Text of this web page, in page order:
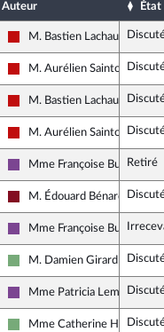
Auteur État
La France insoumise -
M. Bastien Lachaud
La France insoumise -
M. Aurélien Saintoul
La France insoumise -
M. Bastien Lachaud
La France insoumise -
M. Aurélien Saintoul
Ensemble pour la République
Mme Françoise BuffetRetiré
Gauche Démocrate et
M. Édouard Bénard
Ensemble pour la République
Mme Françoise Buffet
Écologiste et Social
M. Damien Girard
Ensemble pour la République
Mme Patricia Lemoine
Mme Catherine Hervieu